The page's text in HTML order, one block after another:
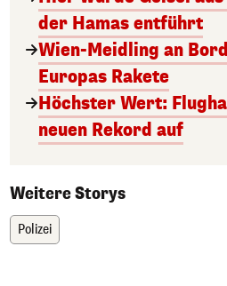
der Hamas entführt
Wien-Meidling an
Europas Rakete
Höchster Wert:
neuen Rekord auf
Weitere Storys
Polizei